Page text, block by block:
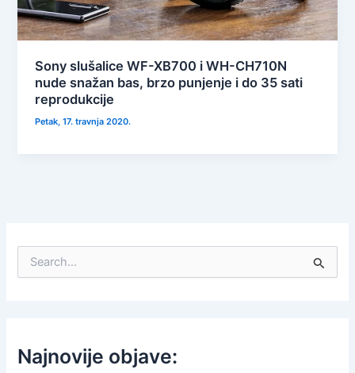
Sony slušalice WF-XB700 i WH-CH710N
nude snažan bas, brzo punjenje i do 35 sati
reprodukcije
Petak, 17. travnja 2020.
f
oNajnovije objave: